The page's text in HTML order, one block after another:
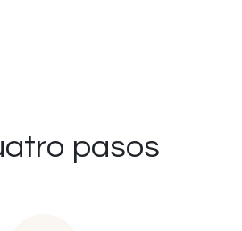
pasos